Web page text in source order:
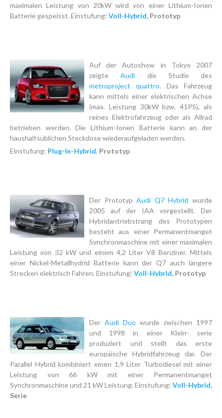
maximalen Leistung von 20kW wird von einer Lithium-Ionen
Batterie gespeisst. Einstufung: Voll-Hybrid, Prototyp
Auf der Autoshow in Tokyo 2007
zeigteAudi die Studie des
metroproject quattro. Das Fahrzeug
kann mittels einer elektrischen Achse
(max. Leistung 30kW bzw. 41PS), als
reines Elektrofahrzeug oder als Allrad
betrieben werden. Die Lithium-Ionen Batterie kann an der
haushaltsüblichen Steckdose wiederaufgeladen werden.
Einstufung: Plug-In-Hybrid, Prototyp
Der PrototypAudi Q7 Hybrid wurde
2005 auf der IAA vorgestellt. Der
Hybridantriebstrang des Prototypen
besteht aus einer Permanentmanget
Synchronmaschine mit einer maximalen
Leistung von 32 kW und einem 4,2 Liter V8 Benziner. Mittels
einer Nickel-Metallhydrid Batterie kann der Q7 auch längere
Strecken elektrisch Fahren. Einstufung: Voll-Hybrid, Prototyp
Der Audi Duo wurde zwischen 1997
und 1998 in einer Klein- serie
produziert und stellt das erste
europäische Hybridfahrzeug dar. Der
Parallel Hybrid kombiniert einen 1,9 Liter Turbodiesel mit einer
Leistung von 66 kW mit einer Permanentmanget
Synchronmaschine und 21 kW Leistung. Einstufung: Voll-Hybrid,
Serie